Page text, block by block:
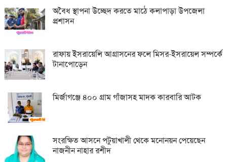
অবৈধ স্থাপনা উচ্ছেদ করতে মাঠে কলাপাড়া উপজেলা
প্রশাসন
রাফায় ইসরায়েলি আগ্রাসনের ফলে মিসর-ইসরায়েল সম্পর্কে
টানাপোড়েন
মির্জাগঞ্জে ৪০০ গ্রাম গাঁজাসহ মাদক কারবারি আটক
সংরক্ষিত আসনে পটুয়াখালী থেকে মনোনয়ন পেয়েছেন
নাজনীন নাহার রশীদ